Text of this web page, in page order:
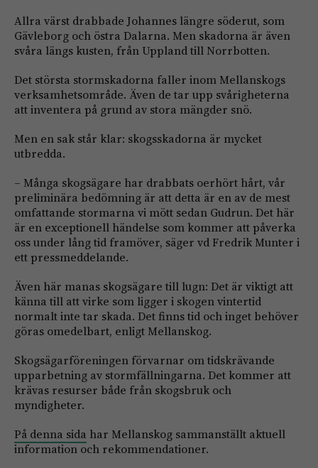
Allra värst drabbade Johannes längre söderut, som
Gävleborg och östra Dalarna. Men skadorna är även
svåra längs kusten, från Uppland till Norrbotten.
Det största stormskadorna faller inom Mellanskogs
verksamhetsområde. Även de tar upp svårigheterna
att inventera på grund av stora mängder snö.
Men en sak står klar: skogsskadorna är mycket
utbredda.
– Många skogsägare har drabbats oerhört hårt, vår
preliminära bedömning är att detta är en av de mest
omfattande stormarna vi mött sedan Gudrun. Det här
är en exceptionell händelse som kommer att påverka
oss under lång tid framöver, säger vd Fredrik Munter i
ett pressmeddelande.
Även här manas skogsägare till lugn: Det är viktigt att
känna till att virke som ligger i skogen vintertid
normalt inte tar skada. Det finns tid och inget behöver
göras omedelbart, enligt Mellanskog.
Skogsägarföreningen förvarnar om tidskrävande
upparbetning av stormfällningarna. Det kommer att
krävas resurser både från skogsbruk och
myndigheter.
På denna sida har Mellanskog sammanställt aktuell
information och rekommendationer.